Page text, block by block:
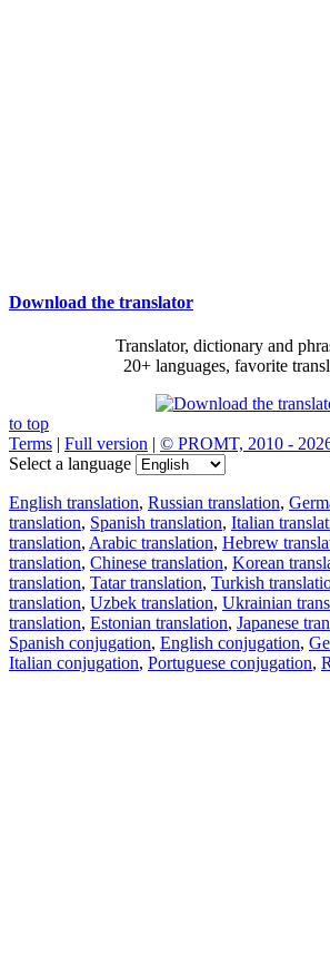
Download the translator
Translator, dictionary and
20+ languages, favorite
to top
Terms | Full version | © PROMT, 2010 -
Select a language
English translation, Russian translation,
translation, Spanish translation, Italian
translation, Arabic translation, Hebrew
translation, Chinese translation, Korean
translation, Tatar translation, Turkish
translation, Uzbek translation, Ukrainian
translation, Estonian translation, Japanese
Spanish conjugation, English conjugation,
Italian conjugation, Portuguese conjugation,